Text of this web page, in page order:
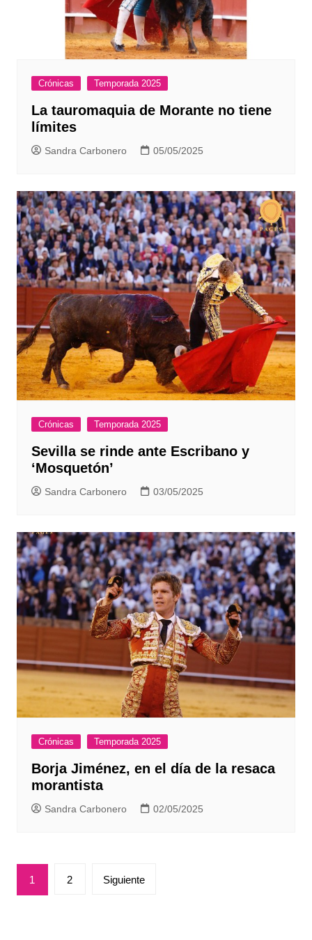
Crónicas Temporada 2025
La tauromaquia de Morante no tiene
límites
Sandra Carbonero 05/05/2025
Crónicas Temporada 2025
Sevilla se rinde ante Escribano y
‘Mosquetón’
Sandra Carbonero 03/05/2025
Crónicas Temporada 2025
Borja Jiménez, en el día de la resaca
morantista
Sandra Carbonero 02/05/2025
Paginación
de
1 2 Siguiente